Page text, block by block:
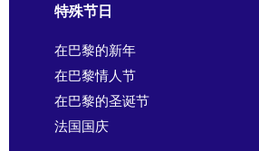
特殊节日
在巴黎的新年
在巴黎情人节
在巴黎的圣诞节
法国国庆